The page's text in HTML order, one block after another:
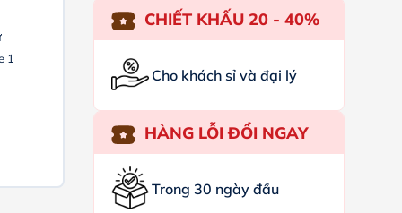
1
CHIẾT KHẤU 20 - 40%
Cho khách sỉ và đại lý
HÀNG LỖI ĐỔI NGAY
Trong 30 ngày đầu